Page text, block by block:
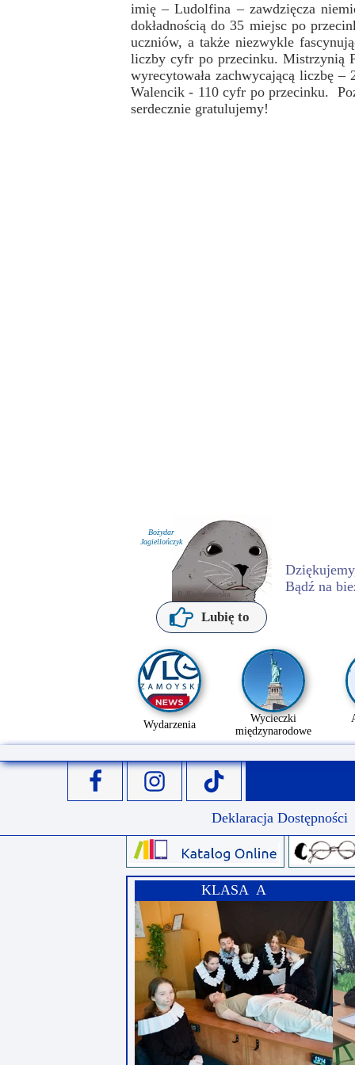
Lubię to
Bądź na
Bożydar
Jagiellończyk
P. Kochanowska
imię – Ludolfina – zawdzięcza
dokładnością do 35 miejsc po
uczniów, a także niezwykle
liczby cyfr po przecinku. Mistrzynią
wyrecytowała zachwycającą liczbę
Walencik - 110 cyfr po przecinku.
serdecznie gratulujemy!
Przerwy szkolne
KLASA A
Deklaracja Dostępności
Wycieczki
międzynarodowe
Wydarzenia